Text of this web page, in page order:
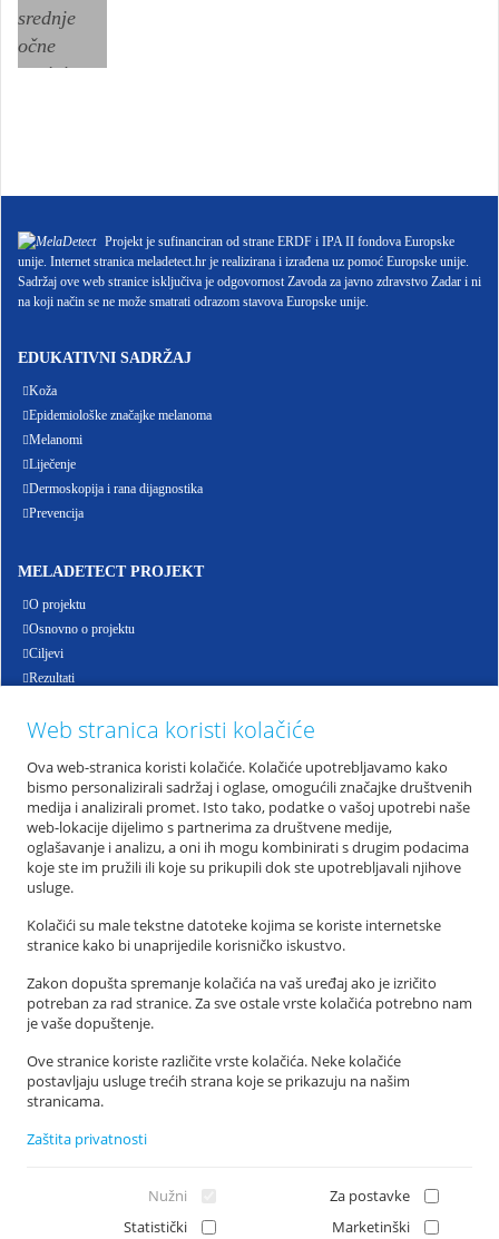
Projekt je sufinanciran od strane ERDF i IPA II fondova Europske
unije. Internet stranica meladetect.hr je realizirana i izrađena uz pomoć Europske unije.
Sadržaj ove web stranice isključiva je odgovornost Zavoda za javno zdravstvo Zadar i ni
na koji način se ne može smatrati odrazom stavova Europske unije.
EDUKATIVNI SADRŽAJ
Koža
Epidemiološke značajke melanoma
Melanomi
Liječenje
Dermoskopija i rana dijagnostika
Prevencija
MELADETECT PROJEKT
O projektu
Osnovno o projektu
Ciljevi
Rezultati
Partneri
E-health
MELADETECT KONTAKT
Ljudevita Posavskog 7 A, 23 000 Zadar
+385 23 300 830
info@meladetect.com
Web stranica koristi kolačiće
Ova web-stranica koristi kolačiće. Kolačiće upotrebljavamo kako
bismo personalizirali sadržaj i oglase, omogućili značajke društvenih
medija i analizirali promet. Isto tako, podatke o vašoj upotrebi naše
web-lokacije dijelimo s partnerima za društvene medije,
oglašavanje i analizu, a oni ih mogu kombinirati s drugim podacima
koje ste im pružili ili koje su prikupili dok ste upotrebljavali njihove
usluge.
Kolačići su male tekstne datoteke kojima se koriste internetske
stranice kako bi unaprijedile korisničko iskustvo.
Zakon dopušta spremanje kolačića na vaš uređaj ako je izričito
potreban za rad stranice. Za sve ostale vrste kolačića potrebno nam
je vaše dopuštenje.
Ove stranice koriste različite vrste kolačića. Neke kolačiće
postavljaju usluge trećih strana koje se prikazuju na našim
stranicama.
Zaštita privatnosti
Nužni
Za postavke
Statistički
Marketinški